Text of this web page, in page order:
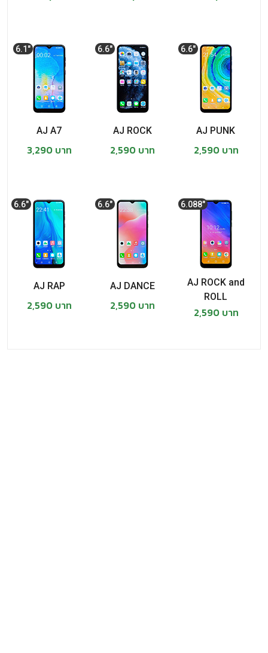
AJ A858
AJ M228
AJ TVM 88i
AJ TVM 808i
AJ 55
AJ 99 TV
AJ K3000 TV
AJ รุ่นปี 2008
AJ A7
3,290 บาท
6.1"
AJ ROCK
2,590 บาท
6.6"
AJ PUNK
2,590 บาท
6.6"
AJ RAP
2,590 บาท
6.6"
AJ DANCE
2,590 บาท
6.6"
AJ ROCK and
ROLL
2,590 บาท
6.088"